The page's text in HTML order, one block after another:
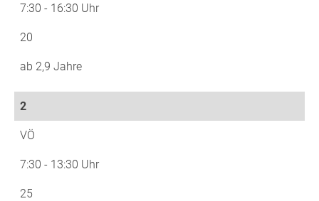
7:30 - 16:30 Uhr
20
ab 2,9 Jahre
2
VÖ
7:30 - 13:30 Uhr
25